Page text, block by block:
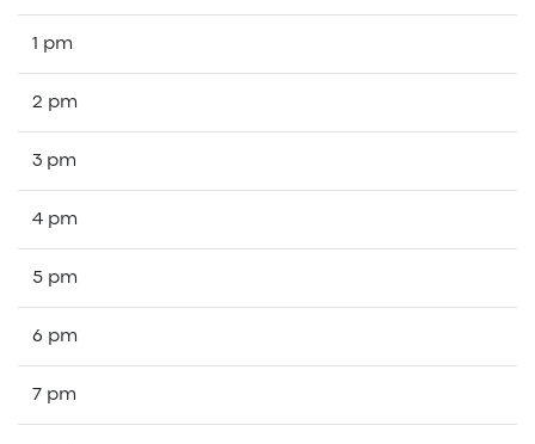
1 pm
2 pm
3 pm
4 pm
5 pm
6 pm
7 pm